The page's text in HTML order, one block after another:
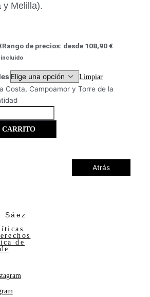
y Melilla).
Rango de precios: desde 108,90 €
incluido
Limpiar
Costa, Campoamor y Torre de la
Atrás
Sáez
de